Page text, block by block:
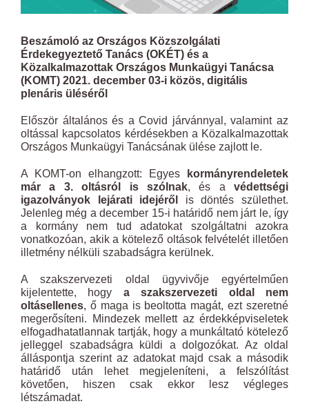
Beszámoló az Országos Közszolgálati
Érdekegyeztető Tanács (OKÉT) és a
Közalkalmazottak Országos Munkaügyi Tanácsa
(KOMT) 2021. december 03-i közös, digitális
plenáris üléséről
Először általános és a Covid járvánnyal, valamint az
oltással kapcsolatos kérdésekben a Közalkalmazottak
Országos Munkaügyi Tanácsának ülése zajlott le.
A KOMT-on elhangzott: Egyes
kormányrendeletek
már a 3. oltásról is szólnak, és a védettségi
igazolványok lejárati idejéről
is döntés születhet.
Jelenleg még a december 15-i határidő nem járt le, így
a kormány nem tud adatokat szolgáltatni azokra
vonatkozóan, akik a kötelező oltások felvételét illetően
illetmény nélküli szabadságra kerülnek.
A szakszervezeti oldal ügyvivője egyértelműen
kijelentette, hogy a szakszervezeti oldal nem
oltásellenes, ő maga is beoltotta magát, ezt szeretné
megerősíteni. Mindezek mellett az érdekképviseletek
elfogadhatatlannak tartják, hogy a munkáltató kötelező
jelleggel szabadságra küldi a dolgozókat. Az oldal
álláspontja szerint az adatokat majd csak a második
határidő után lehet megjeleníteni, a felszólítást
követően, hiszen csak ekkor lesz végleges
létszámadat.